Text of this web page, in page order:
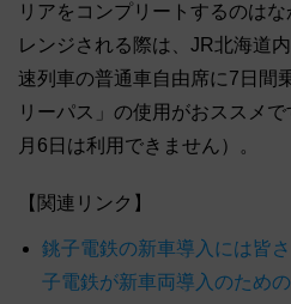
リアをコンプリートするのは
レンジされる際は、JR北海道
速列車の普通車自由席に7日間
リーパス」の使用がおススメ
月6日は利用できません）。
【関連リンク】
銚子電鉄の新車導入には皆
子電鉄が新車両導入のため